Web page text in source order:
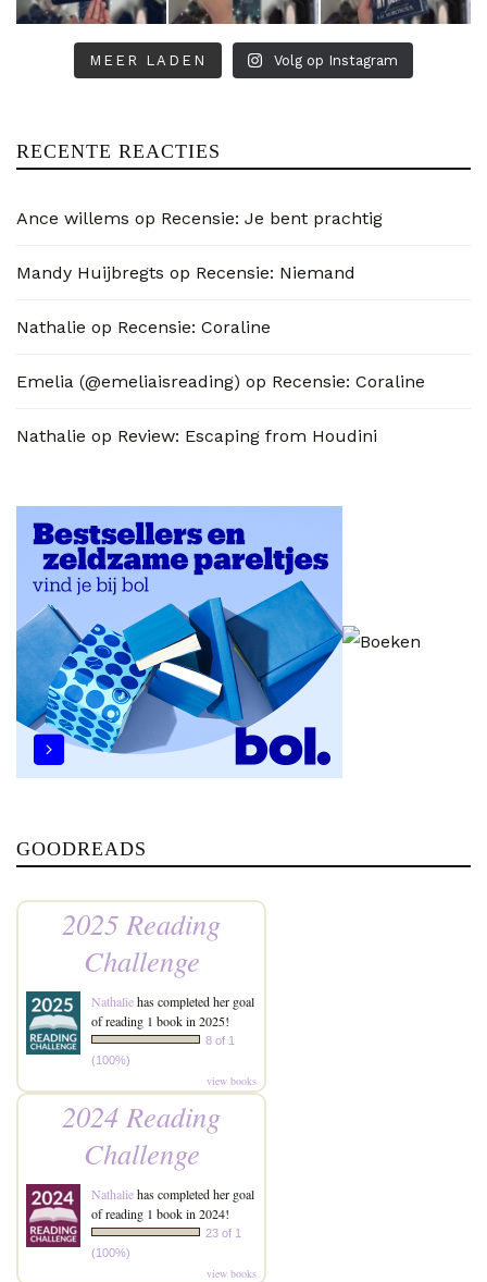
MEER LADEN Volg op Instagram
RECENTE REACTIES
Ance willems op Recensie: Je bent prachtig
Mandy Huijbregts op Recensie: Niemand
Nathalie op Recensie: Coraline
Emelia (@emeliaisreading) op Recensie: Coraline
Nathalie op Review: Escaping from Houdini
GOODREADS
2025 Reading
Challenge
Nathaliehas completed her goal
of reading 1 book in 2025!
8 of 1
(100%)
view books
2024 Reading
Challenge
Nathaliehas completed her goal
of reading 1 book in 2024!
23 of 1
(100%)
view books